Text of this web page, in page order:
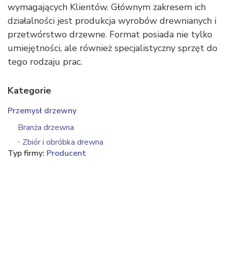
wymagających Klientów. Głównym zakresem ich
działalności jest produkcja wyrobów drewnianych i
przetwórstwo drzewne. Format posiada nie tylko
umiejętności, ale również specjalistyczny sprzęt do
tego rodzaju prac.
Kategorie
Przemysł drzewny
Branża drzewna
Zbiór i obróbka drewna
Typ firmy: Producent